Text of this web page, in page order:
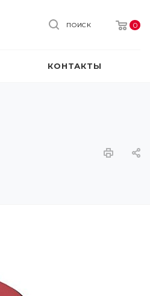
0
ПОИСК
КОНТАКТЫ